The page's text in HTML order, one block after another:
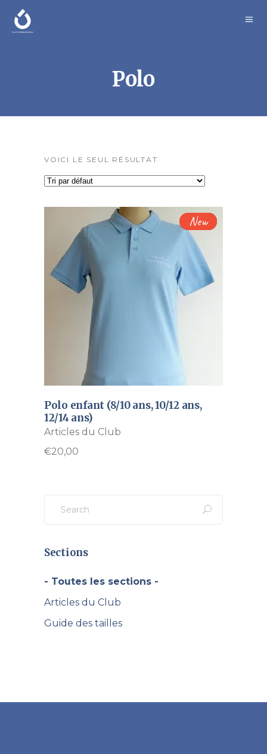
Polo
VOICI LE SEUL RÉSULTAT
Sold
New
Polo enfant (8/10 ans, 10/12 ans,
12/14 ans)
Articles du Club
€20,00
for:
Sections
- Toutes les sections -
Articles du Club
Guide des tailles